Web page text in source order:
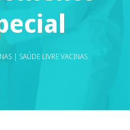
| SAÚDE LIVRE VACINAS